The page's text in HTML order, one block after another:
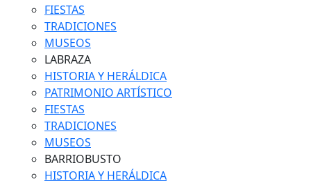
FIESTAS
TRADICIONES
MUSEOS
LABRAZA
HISTORIA Y HERÁLDICA
PATRIMONIO ARTÍSTICO
FIESTAS
TRADICIONES
MUSEOS
BARRIOBUSTO
HISTORIA Y HERÁLDICA